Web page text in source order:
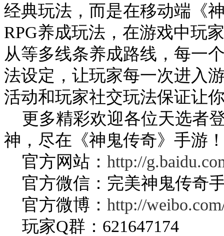
经典玩法，而是在移动端《
RPG养成玩法，在游戏中玩
从等多线条养成路线，每一
法设定，让玩家每一次进入
活动和玩家社交玩法保证让
更多精彩欢迎各位天选者
神，尽在《神鬼传奇》手游
官方网站： http://
官方微信：完美神鬼传奇
官方微博： http://
玩家Q群：621647174